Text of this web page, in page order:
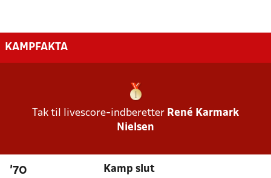
KAMPFAKTA
Tak til livescore-indberetter René Karmark
Nielsen
'70 Kamp slut